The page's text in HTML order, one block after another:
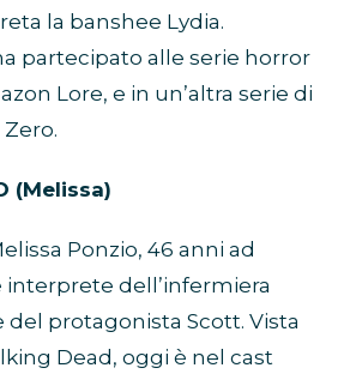
la banshee Lydia.
partecipato alle serie horror
Lore, e in un’altra serie di
(Melissa)
Ponzio, 46 anni ad
interprete dell’infermiera
del protagonista Scott. Vista
Dead, oggi è nel cast